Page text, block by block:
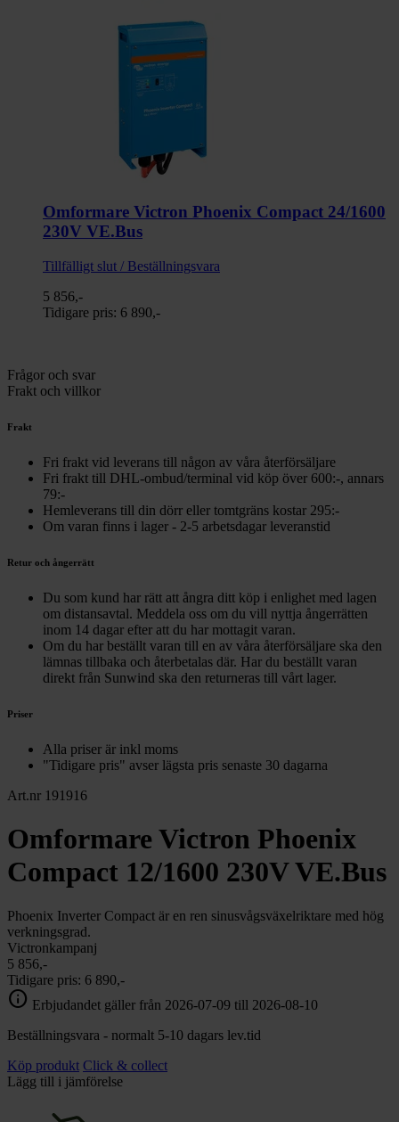
Omformare Victron Phoenix Compact 24/1600
230V VE.Bus
Tillfälligt slut / Beställningsvara
5 856,-
Tidigare pris: 6 890,-
Frågor och svar
Frakt och villkor
Frakt
Fri frakt vid leverans till någon av våra återförsäljare
Fri frakt till DHL-ombud/terminal vid köp över 600:-, annars
79:-
Hemleverans till din dörr eller tomtgräns kostar 295:-
Om varan finns i lager - 2-5 arbetsdagar leveranstid
Retur och ångerrätt
Du som kund har rätt att ångra ditt köp i enlighet med lagen
om distansavtal. Meddela oss om du vill nyttja ångerrätten
inom 14 dagar efter att du har mottagit varan.
Om du har beställt varan till en av våra återförsäljare ska den
lämnas tillbaka och återbetalas där. Har du beställt varan
direkt från Sunwind ska den returneras till vårt lager.
Priser
Alla priser är inkl moms
"Tidigare pris" avser lägsta pris senaste 30 dagarna
Art.nr 191916
Omformare Victron Phoenix
Compact 12/1600 230V VE.Bus
Phoenix Inverter Compact är en ren sinusvågsväxelriktare med hög
verkningsgrad.
Victronkampanj
5 856,-
Tidigare pris: 6 890,-
info Erbjudandet gäller från 2026-07-09 till 2026-08-10
Beställningsvara - normalt 5-10 dagars lev.tid
Köp produkt Click & collect
Lägg till i jämförelse